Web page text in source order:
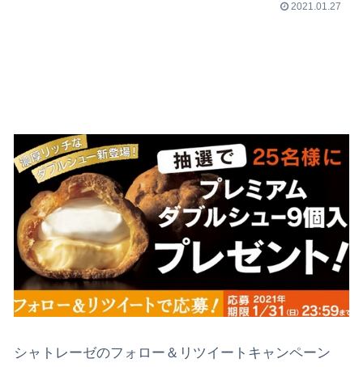
2021.01.27
シャトレーゼのフォロー＆リツイートキャンペーン